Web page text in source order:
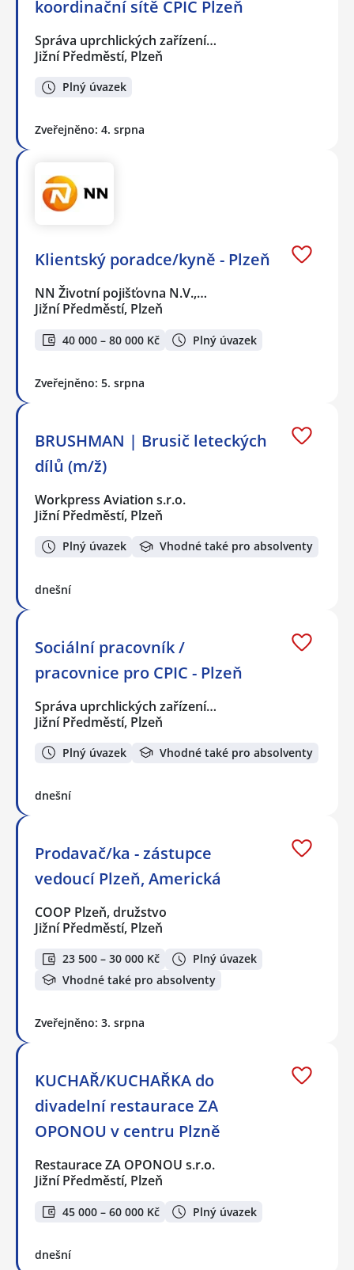
koordinační sítě CPIC Plzeň
Správa uprchlických zařízení…
Jižní Předměstí, Plzeň
Plný úvazek
Zveřejněno: 4. srpna
Klientský poradce/kyně - Plzeň
NN Životní pojišťovna N.V.,…
Jižní Předměstí, Plzeň
40 000 – 80 000 Kč Plný úvazek
Zveřejněno: 5. srpna
BRUSHMAN | Brusič leteckých
dílů (m/ž)
Workpress Aviation s.r.o.
Jižní Předměstí, Plzeň
Plný úvazek Vhodné také pro absolventy
dnešní
Sociální pracovník /
pracovnice pro CPIC - Plzeň
Správa uprchlických zařízení…
Jižní Předměstí, Plzeň
Plný úvazek Vhodné také pro absolventy
dnešní
Prodavač/ka - zástupce
vedoucí Plzeň, Americká
COOP Plzeň, družstvo
Jižní Předměstí, Plzeň
23 500 – 30 000 Kč
Plný úvazek
Vhodné také pro absolventy
Zveřejněno: 3. srpna
KUCHAŘ/KUCHAŘKA do
divadelní restaurace ZA
OPONOU v centru Plzně
Restaurace ZA OPONOU s.r.o.
Jižní Předměstí, Plzeň
45 000 – 60 000 Kč Plný úvazek
dnešní